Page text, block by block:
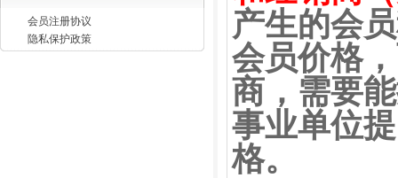
会员注册协议
隐私保护政策
产生的会
会员价格
商，需要
事业单位
格。